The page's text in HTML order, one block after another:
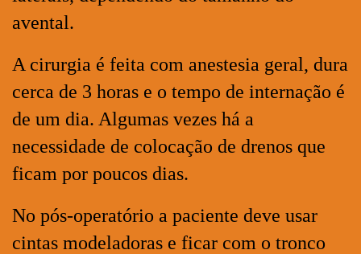
avental.
A cirurgia é feita com anestesia geral, dura
cerca de 3 horas e o tempo de internação é
de um dia. Algumas vezes há a
necessidade de colocação de drenos que
ficam por poucos dias.
No pós-operatório a paciente deve usar
cintas modeladoras e ficar com o tronco